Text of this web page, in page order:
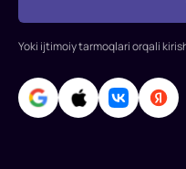
Zamanskiy,
Sergey
Sazontiev,
Yoki ijtimoiy tarmoqlari orqali